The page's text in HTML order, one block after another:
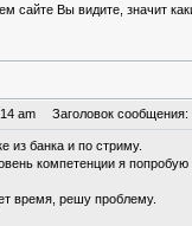
сайте Вы видите, значит
am Заголовок сообщения:
из банка и по стриму.
компетенции я
время, решу проблему.